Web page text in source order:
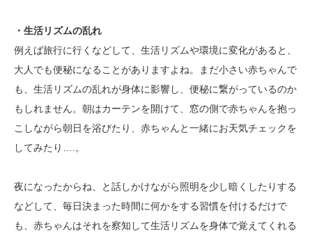
・生活リズムの乱れ
例えば旅行に行くなどして、生活リズムや環境に変化があると、
大人でも便秘になることがありますよね。まだ小さい赤ちゃんで
も、生活リズムの乱れが身体に影響し、便秘に繋がっているのか
もしれません。朝はカーテンを開けて、窓の側で赤ちゃんを抱っ
こしながら朝日を浴びたり、赤ちゃんと一緒にお天気チェックを
してみたり….。
夜になったからね、と話しかけながら照明を少し暗くしたりする
などして、毎日決まった時間に何かをする習慣を付けるだけで
も、赤ちゃんはそれを察知して生活リズムを身体で覚えてくれる